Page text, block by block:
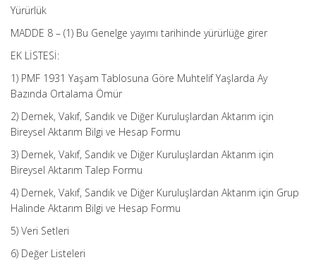
Yürürlük
MADDE 8 – (1) Bu Genelge yayımı tarihinde yürürlüğe girer
EK LİSTESİ:
1) PMF 1931 Yaşam Tablosuna Göre Muhtelif Yaşlarda Ay
Bazında Ortalama Ömür
2) Dernek, Vakıf, Sandık ve Diğer Kuruluşlardan Aktarım için
Bireysel Aktarım Bilgi ve Hesap Formu
3) Dernek, Vakıf, Sandık ve Diğer Kuruluşlardan Aktarım için
Bireysel Aktarım Talep Formu
4) Dernek, Vakıf, Sandık ve Diğer Kuruluşlardan Aktarım için Grup
Halinde Aktarım Bilgi ve Hesap Formu
5) Veri Setleri
6) Değer Listeleri